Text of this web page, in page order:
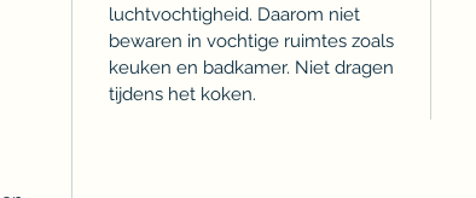
luchtvochtigheid. Daarom niet
bewaren in vochtige ruimtes zoals
keuken en badkamer. Niet dragen
tijdens het koken.